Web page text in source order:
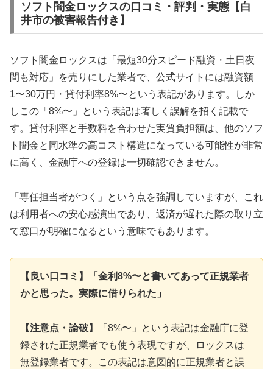
ソフト闇金ロックスの口コミ・評判・実態【白
井市の被害報告付き】
ソフト闇金ロックスは「最短30分スピード融資・土日夜
間も対応」を売りにした業者で、公式サイトには融資額
1〜30万円・貸付利率8%〜という表記があります。しか
しこの「8%〜」という表記は著しく誤解を招く記載で
す。貸付利率と手数料を合わせた実質負担額は、他のソフ
ト闇金と同水準の高コスト構造になっている可能性が非常
に高く、金融庁への登録は一切確認できません。
「専任担当者がつく」という点を強調していますが、これ
は利用者への安心感演出であり、返済が遅れた際の取り立
て窓口が明確になるという意味でもあります。
【良い口コミ】「金利8%〜と書いてあって正規業者
かと思った。実際に借りられた」
【注意点・論破】
「8%〜」という表記は金融庁に登
録された正規業者でも使う表現ですが、ロックスは
無登録業者です。この表記は意図的に正規業者と誤